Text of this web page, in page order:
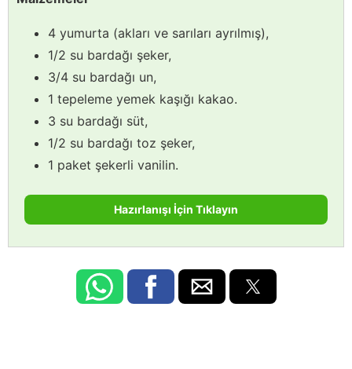
4 yumurta (akları ve sarıları ayrılmış),
1/2 su bardağı şeker,
3/4 su bardağı un,
1 tepeleme yemek kaşığı kakao.
3 su bardağı süt,
1/2 su bardağı toz şeker,
1 paket şekerli vanilin.
Hazırlanışı İçin Tıklayın